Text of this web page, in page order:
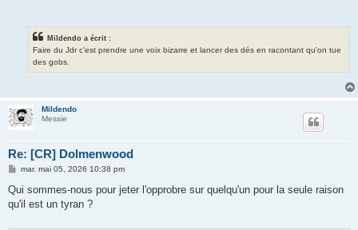
Mildendo a écrit :
Faire du Jdr c'est prendre une voix bizarre et lancer des dés en racontant qu'on tue
des gobs.
Mildendo
Messie
Re: [CR] Dolmenwood
M
s
a
mar. mai 05, 2026 10:38 pm
Qui sommes-nous pour jeter l'opprobre sur quelqu'un pour la seule raison
qu'il est un tyran ?